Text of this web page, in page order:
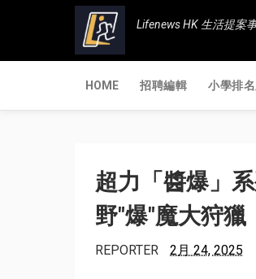
Lifenews HK 生活提案
HOME 招聘編輯 小學排
超力「醬爆」
野"爆"魔大狩獵
REPORTER 2月 24, 2025